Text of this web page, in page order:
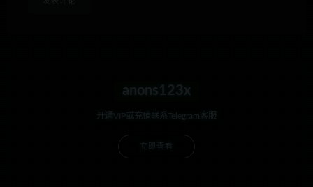
anons123x
开通VIP或充值联系Telegram客服
立即查看